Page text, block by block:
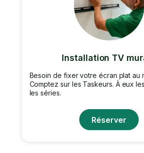
Installation TV
Besoin de fixer votre écran plat au
Comptez sur les Taskeurs. À eux
les séries.
Réserver